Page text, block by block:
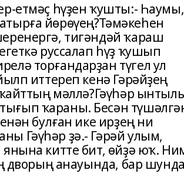
етмәҫ һүҙен ҡушты:- Һаумы,
йөрөүең?Тәмәкеһен
тигәндәй ҡараш
руссалап һүҙ ҡушып
торғандарҙан түгел ул
иттереп кенә Гәрәйҙең
мәллә?Гәүһәр
ҡараны. Бесән
булған ике ирҙең ни
Гәүһәр ҙә.- Гәрәй улым,
китте бит, өйҙә юҡ.
дворың анауында, бар